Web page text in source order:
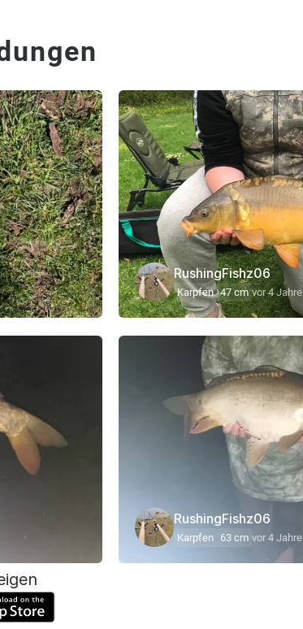
RushingFishz06
Karpfen 47 cm vor 4 Jahre
RushingFishz06
Karpfen 63 cm vor 4 Jahre